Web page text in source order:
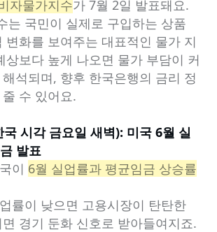
자물가지수가 7월 2일 발표돼요.
는 국민이 실제로 구입하는 상품
변화를 보여주는 대표적인 물가 지
상보다 높게 나오면 물가 부담이 커
석되며, 향후 한국은행의 금리 정
수 있어요.
시각 금요일 새벽): 미국 6월 실
발표
이 6월 실업률과 평균임금 상승률
률이 낮으면 고용시장이 탄탄한
경기 둔화 신호로 받아들여지죠.